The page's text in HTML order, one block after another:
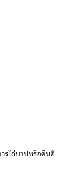
รไถ่บาปหรือคืนดี